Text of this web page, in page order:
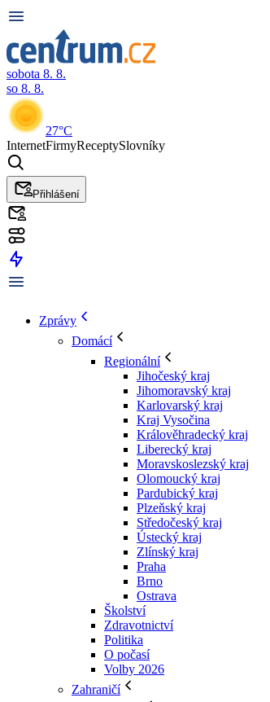
sobota 8. 8.
so 8. 8.
27°C
InternetFirmyReceptySlovníky
Přihlášení
Zprávy
Domácí
Regionální
Jihočeský kraj
Jihomoravský kraj
Karlovarský kraj
Kraj Vysočina
Králověhradecký kraj
Liberecký kraj
Moravskoslezský kraj
Olomoucký kraj
Pardubický kraj
Plzeňský kraj
Středočeský kraj
Ústecký kraj
Zlínský kraj
Praha
Brno
Ostrava
Školství
Zdravotnictví
Politika
O počasí
Volby 2026
Zahraničí